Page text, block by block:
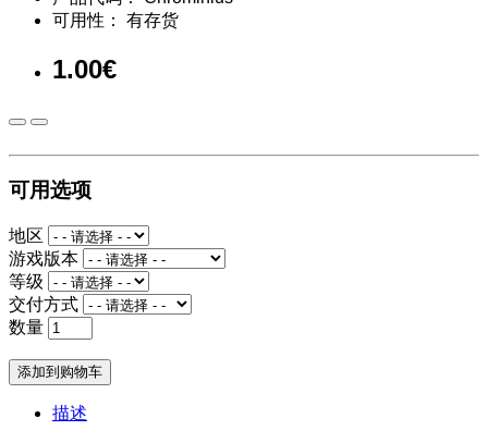
可用性： 有存货
1.00€
可用选项
地区
游戏版本
等级
交付方式
数量
添加到购物车
描述